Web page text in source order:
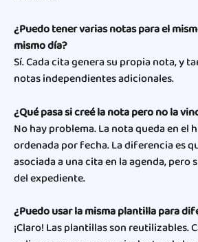
¿Puedo tener varias notas para el
mismo día?
Sí. Cada cita genera su propia nota, y
notas independientes adicionales.
¿Qué pasa si creé la nota pero no la
No hay problema. La nota queda en el
ordenada por fecha. La diferencia es
asociada a una cita en la agenda, pero
del expediente.
¿Puedo usar la misma plantilla para
¡Claro! Las plantillas son reutilizables.